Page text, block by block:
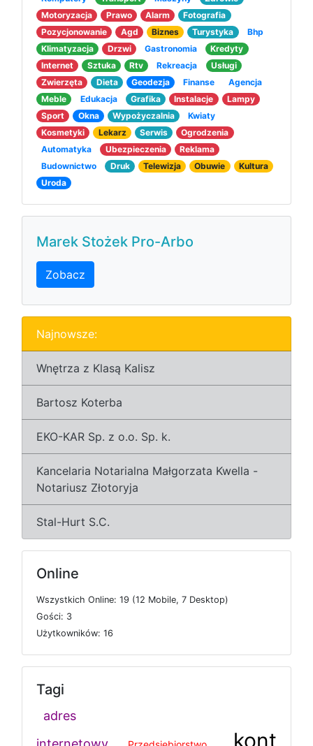
Motoryzacja
Prawo Alarm
Fotografia
Pozycjonowanie
Agd Biznes Turystyka
Bhp
Klimatyzacja
Drzwi Gastronomia
Kredyty
Internet
Sztuka Rtv Rekreacja
Usługi
Zwierzęta
Dieta Geodezja Finanse
Agencja
Meble
Edukacja Grafika Instalacje
Lampy
Sport
Okna Wypożyczalnia
Kwiaty
Kosmetyki
Lekarz Serwis
Ogrodzenia
Automatyka
Ubezpieczenia
Reklama
Budownictwo
Druk Telewizja Obuwie
Kultura
Uroda
Marek Stożek Pro-Arbo
Zobacz
Najnowsze:
Wnętrza z Klasą Kalisz
Bartosz Koterba
EKO-KAR Sp. z o.o. Sp. k.
Kancelaria Notarialna Małgorzata Kwella -
Notariusz Złotoryja
Stal-Hurt S.C.
Online
Wszystkich Online: 19 (12 Mobile, 7 Desktop)
Gości: 3
Użytkowników: 16
Tagi
adres
kont